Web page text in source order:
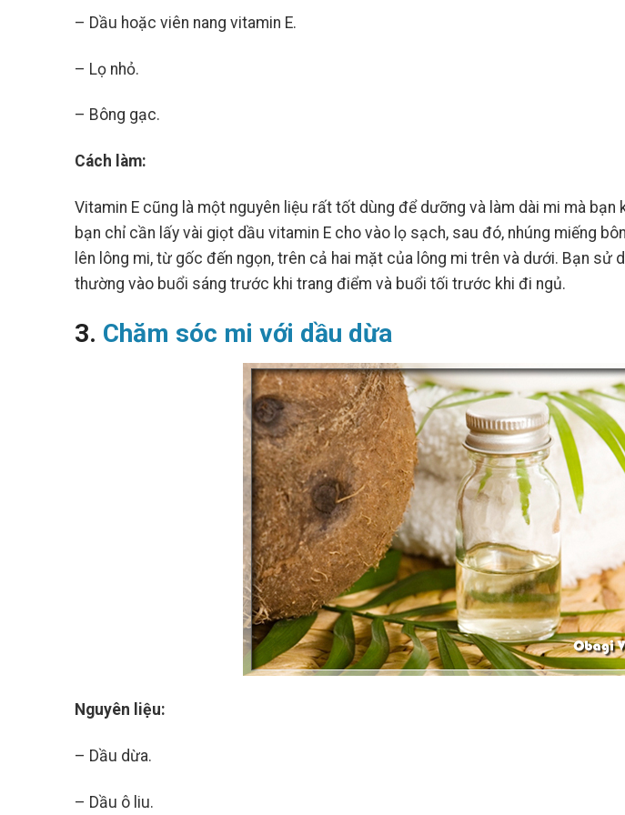
– Dầu hoặc viên nang vitamin E.
– Lọ nhỏ.
– Bông gạc.
Cách làm:
Vitamin E cũng là một nguyên liệu rất tốt dùng để dưỡng và làm dài mi mà bạn
bạn chỉ cần lấy vài giọt dầu vitamin E cho vào lọ sạch, sau đó, nhúng miếng
lên lông mi, từ gốc đến ngọn, trên cả hai mặt của lông mi trên và dưới. Bạn sử
thường vào buổi sáng trước khi trang điểm và buổi tối trước khi đi ngủ.
3. Chăm sóc mi với dầu dừa
Nguyên liệu:
– Dầu dừa.
– Dầu ô liu.